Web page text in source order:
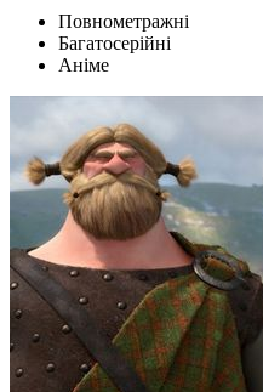
Повнометражні
Багатосерійні
Аніме